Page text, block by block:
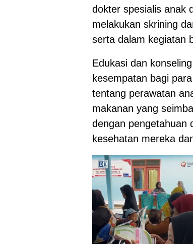
dokter spesialis anak
melakukan skrining
serta dalam kegiatan
Edukasi dan
kesempatan bagi
tentang perawatan
makanan yang
dengan pengetahuan
kesehatan mereka